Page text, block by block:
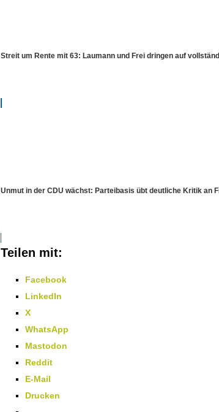
Streit um Rente mit 63: Laumann und Frei dringen auf
Unmut in der CDU wächst: Parteibasis übt deutliche Kritik an
Teilen mit:
Facebook
LinkedIn
X
WhatsApp
Mastodon
Reddit
E-Mail
Drucken